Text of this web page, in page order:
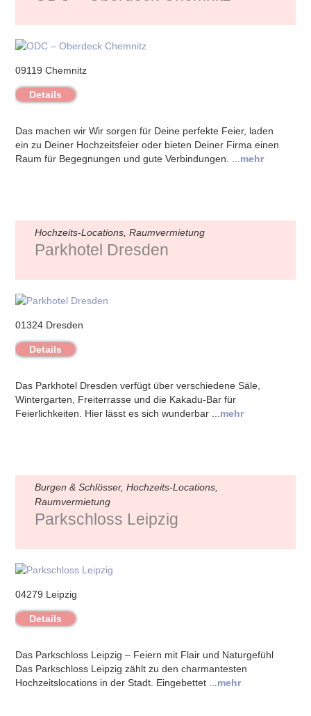
09119 Chemnitz
Details
Das machen wir Wir sorgen für Deine perfekte Feier, laden
ein zu Deiner Hochzeitsfeier oder bieten Deiner Firma einen
Raum für Begegnungen und gute Verbindungen. ... mehr
Hochzeits-Locations, Raumvermietung
Parkhotel Dresden
01324 Dresden
Details
Das Parkhotel Dresden verfügt über verschiedene Säle,
Wintergarten, Freiterrasse und die Kakadu-Bar für
Feierlichkeiten. Hier lässt es sich wunderbar ... mehr
Burgen & Schlösser, Hochzeits-Locations,
Raumvermietung
Parkschloss Leipzig
04279 Leipzig
Details
Das Parkschloss Leipzig – Feiern mit Flair und Naturgefühl
Das Parkschloss Leipzig zählt zu den charmantesten
Hochzeitslocations in der Stadt. Eingebettet ... mehr